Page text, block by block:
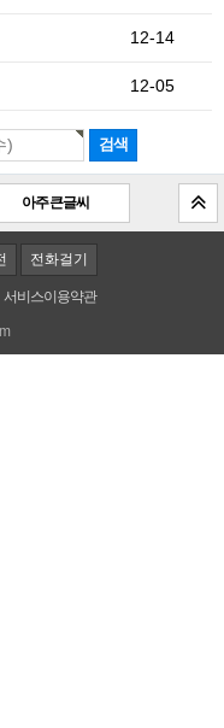
12-14
12-05
아주 큰 글씨
전화걸기
서비스이용약관